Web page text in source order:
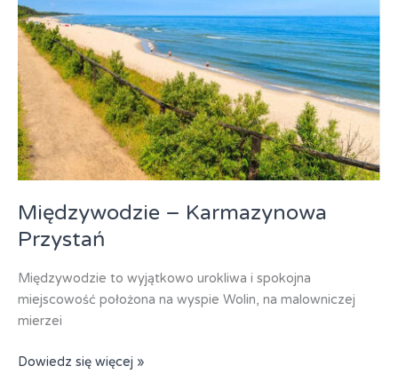
Międzywodzie – Karmazynowa
Przystań
Międzywodzie to wyjątkowo urokliwa i spokojna
miejscowość położona na wyspie Wolin, na malowniczej
mierzei
Międzywodzie
Dowiedz się więcej »